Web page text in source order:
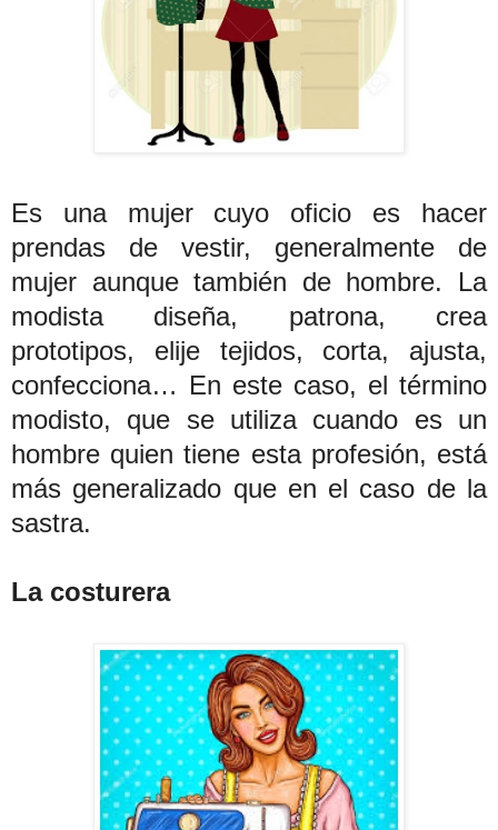
Es una mujer cuyo oficio es hacer
prendas de vestir, generalmente de
mujer aunque también de hombre. La
modista diseña, patrona, crea
prototipos, elije tejidos, corta, ajusta,
confecciona… En este caso, el término
modisto, que se utiliza cuando es un
hombre quien tiene esta profesión, está
más generalizado que en el caso de la
sastra.
La costurera